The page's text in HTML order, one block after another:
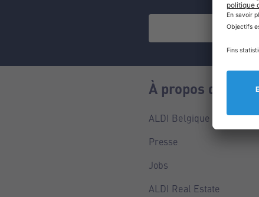
À propos de nous
ALDI Belgique
Presse
Jobs
ALDI Real Estate